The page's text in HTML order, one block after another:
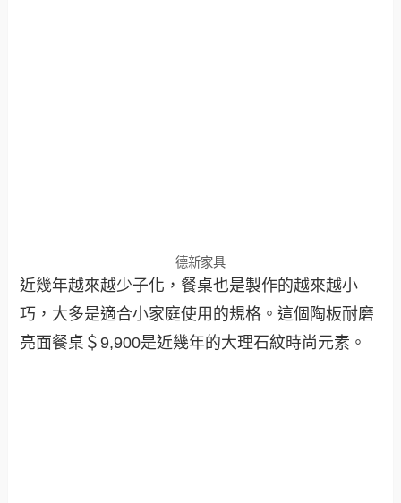
德新家具
近幾年越來越少子化，餐桌也是製作的越來越小
巧，大多是適合小家庭使用的規格。這個陶板耐磨
亮面餐桌＄9,900是近幾年的大理石紋時尚元素。